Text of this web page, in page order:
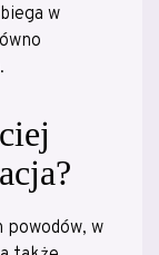
w
powodów, w